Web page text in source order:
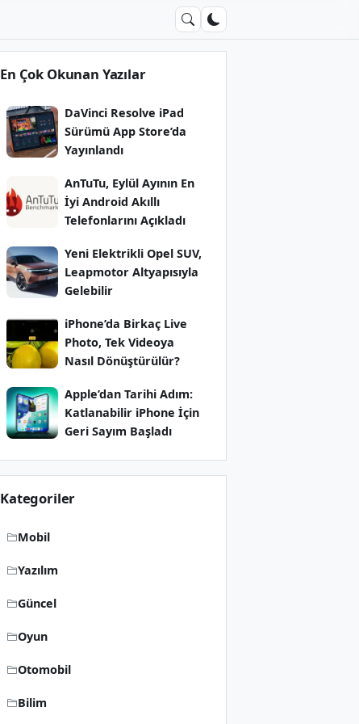
En Çok Okunan Yazılar
DaVinci Resolve iPad
Sürümü App Store’da
Yayınlandı
AnTuTu, Eylül Ayının En
İyi Android Akıllı
Telefonlarını Açıkladı
Yeni Elektrikli Opel SUV,
Leapmotor Altyapısıyla
Gelebilir
iPhone’da Birkaç Live
Photo, Tek Videoya
Nasıl Dönüştürülür?
Apple’dan Tarihi Adım:
Katlanabilir iPhone İçin
Geri Sayım Başladı
Kategoriler
Mobil
Yazılım
Güncel
Oyun
Otomobil
Bilim